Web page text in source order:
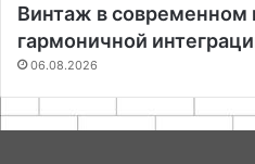
Винтаж в современном
гармоничной
06.08.2026